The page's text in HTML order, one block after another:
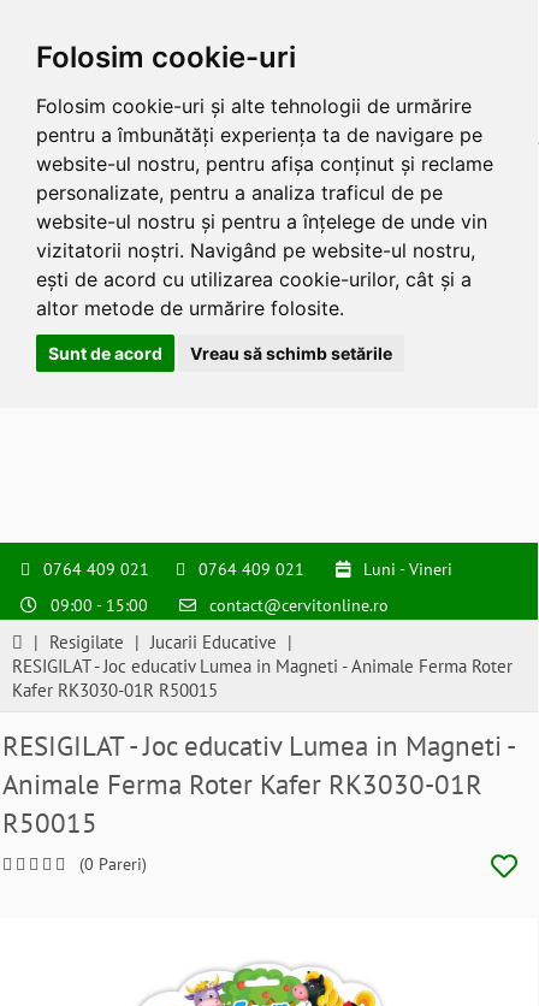
Folosim cookie-uri
Folosim cookie-uri și alte tehnologii de urmărire
pentru a îmbunătăți experiența ta de navigare pe
website-ul nostru, pentru afișa conținut și reclame
personalizate, pentru a analiza traficul de pe
website-ul nostru și pentru a înțelege de unde vin
vizitatorii noștri. Navigând pe website-ul nostru,
ești de acord cu utilizarea cookie-urilor, cât și a
altor metode de urmărire folosite.
Sunt de acord Vreau să schimb setările
0764 409 021 0764 409 021
Luni - Vineri
09:00 - 15:00
contact@cervitonline.ro
| Resigilate | Jucarii Educative |
RESIGILAT - Joc educativ Lumea in Magneti - Animale Ferma Roter
Kafer RK3030-01R R50015
RESIGILAT - Joc educativ Lumea in Magneti -
Animale Ferma Roter Kafer RK3030-01R
R50015
(0 Pareri)